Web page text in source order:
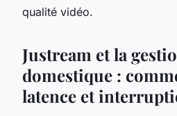
qualité vidéo.
Justream et la
domestique :
latence et